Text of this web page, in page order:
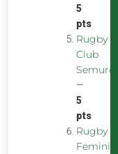
5
pts
Rugby
Club
Semurois
—
5
pts
Rugby
Feminin